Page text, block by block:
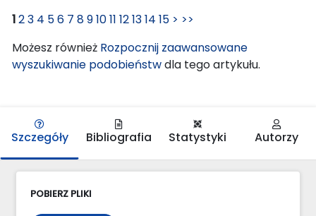
123 4 56 7 891011 121314 15 > >>
Możesz również Rozpocznij zaawansowane
wyszukiwanie podobieństwdla tego artykułu.
Szczegóły Bibliografia Statystyki Autorzy
POBIERZ PLIKI